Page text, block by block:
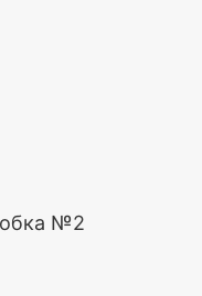
с помощью
и сиденье
В
жестко
обе спинки, семья
сном на свежем
№2